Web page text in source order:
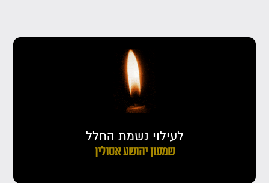
לעילוי נשמת החלל
שמעון יהושע אסולין